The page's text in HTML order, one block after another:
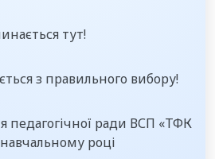
тут!
з правильного вибору!
педагогічної ради ВСП «ТФК
році